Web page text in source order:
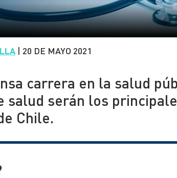
| 20 DE MAYO 2021
carrera en la salud
salud serán los
Chile.